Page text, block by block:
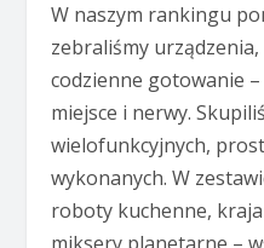
W naszym rankingu
zebraliśmy
codzienne gotowanie –
miejsce i nerwy.
wielofunkcyjnych,
wykonanych. W
roboty kuchenne,